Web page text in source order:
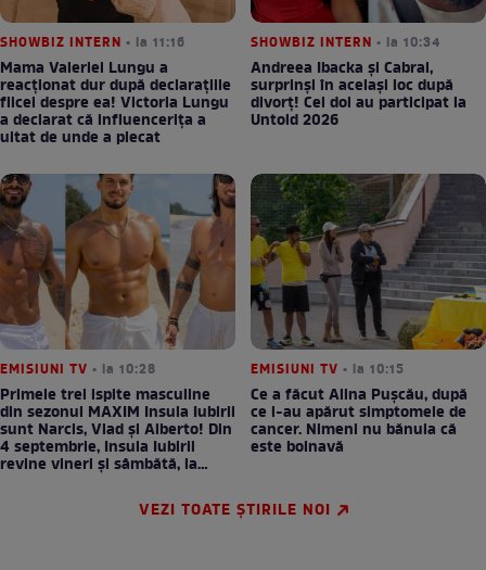
SHOWBIZ INTERN • la 11:16
Mama Valeriei Lungu a
reacționat dur după declarațiile
fiicei despre ea! Victoria Lungu
a declarat că influencerița a
uitat de unde a plecat
SHOWBIZ INTERN • la 10:34
Andreea Ibacka și Cabral,
surprinși în același loc după
divorț! Cei doi au participat la
Untold 2026
EMISIUNI TV • la 10:28
Primele trei ispite masculine
din sezonul MAXIM Insula Iubirii
sunt Narcis, Vlad și Alberto! Din
4 septembrie, Insula Iubirii
revine vineri și sâmbătă, la
EMISIUNI TV • la 10:15
Ce a făcut Alina Pușcău, după
ce i-au apărut simptomele de
cancer. Nimeni nu bănuia că
este bolnavă
VEZI TOATE ȘTIRILE NOI